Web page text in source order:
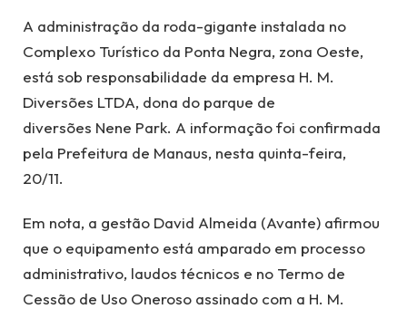
A administração da roda-gigante instalada no
Complexo Turístico da Ponta Negra, zona Oeste,
está sob responsabilidade da empresa H. M.
Diversões LTDA, dona do parque de
diversões Nene Park. A informação foi confirmada
pela Prefeitura de Manaus, nesta quinta-feira,
20/11.
Em nota, a gestão David Almeida (Avante) afirmou
que o equipamento está amparado em processo
administrativo, laudos técnicos e no Termo de
Cessão de Uso Oneroso assinado com a H. M.